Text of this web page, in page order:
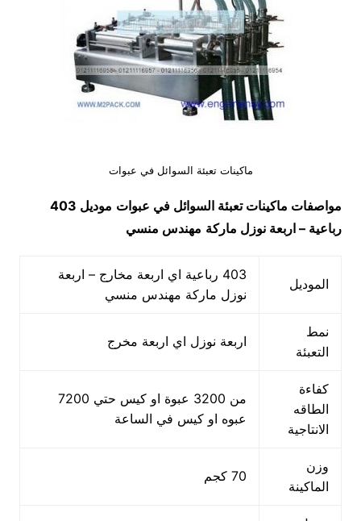
ماكينات تعبئة السوائل في عبوات
مواصفات ماكينات تعبئة السوائل في عبوات
موديل 403
رباعية – اربعة نوزل ماركة مهندس منسي
الموديل
403 رباعية اي اربعة مخارج – اربعة
نوزل ماركة مهندس منسي
نمط
التعبئة
اربعة نوزل اي اربعة مخرج
كفاءة
الطاقه
الانتاجية
من 3200 عبوة او كيس حتي 7200
عبوه او كيس في الساعة
وزن
الماكينة
70 كجم